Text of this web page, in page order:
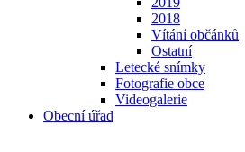
2018
Vítání občánků
Ostatní
Letecké snímky
Fotografie obce
Videogalerie
Obecní úřad